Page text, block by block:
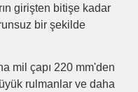
girişten bitişe kadar
bir şekilde
mil çapı 220 mm'den
rulmanlar ve daha